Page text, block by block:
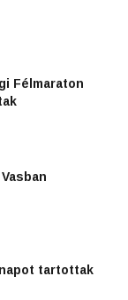
Félmaraton
tartottak